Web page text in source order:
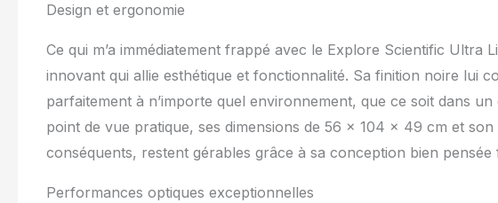
Design et ergonomie
Ce qui m’a immédiatement frappé avec le Explore Scientific Ultra
innovant qui allie esthétique et fonctionnalité. Sa finition noire lui
parfaitement à n’importe quel environnement, que ce soit dans
point de vue pratique, ses dimensions de 56 x 104 x 49 cm et
conséquents, restent gérables grâce à sa conception bien
Performances optiques exceptionnelles